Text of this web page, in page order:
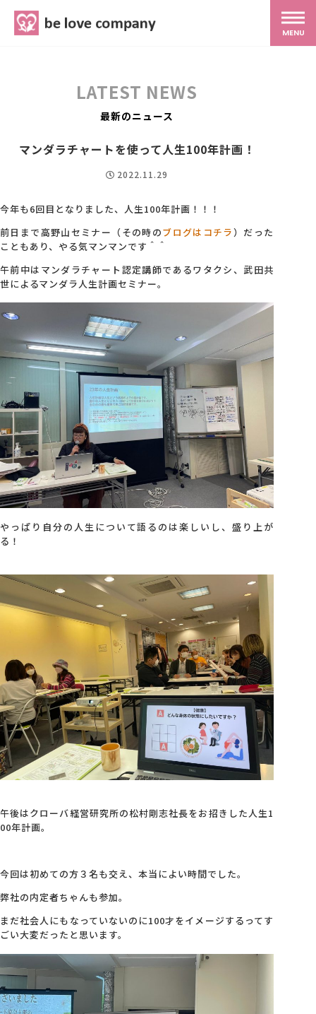
MENU
MG研修
スタッフ紹介
最新ブログ
会社概要
アクセス
採用情報
お問い合わせ
LATEST NEWS
最新のニュース
マンダラチャートを使って人生100年計画！
2022.11.29
今年も6回目となりました、人生100年計画！！！
前日まで高野山セミナー（その時のブログはコチラ）だった
こともあり、やる気マンマンです＾＾
午前中はマンダラチャート認定講師であるワタクシ、武田共
世によるマンダラ人生計画セミナー。
やっぱり自分の人生について語るのは楽しいし、盛り上が
る！
午後はクローバ経営研究所の松村剛志社長をお招きした人生1
00年計画。
今回は初めての方３名も交え、本当によい時間でした。
弊社の内定者ちゃんも参加。
まだ社会人にもなっていないのに100才をイメージするってす
ごい大変だったと思います。